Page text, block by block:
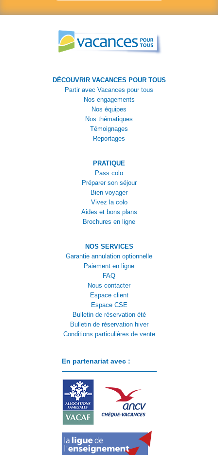
DÉCOUVRIR VACANCES POUR TOUS
Partir avec Vacances pour tous
Nos engagements
Nos équipes
Nos thématiques
Témoignages
Reportages
PRATIQUE
Pass colo
Préparer son séjour
Bien voyager
Vivez la colo
Aides et bons plans
Brochures en ligne
NOS SERVICES
Garantie annulation optionnelle
Paiement en ligne
FAQ
Nous contacter
Espace client
Espace CSE
Bulletin de réservation été
Bulletin de réservation hiver
Conditions particulières de vente
En partenariat avec :